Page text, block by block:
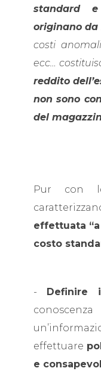
standard
originano da
costi
ecc…
reddito
non sono
del
Pur con
effettuata
costo
- Definire
effettuare
e